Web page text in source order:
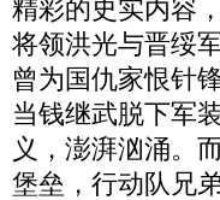
精彩的史实内容
将领洪光与晋绥
曾为国仇家恨针
当钱继武脱下军
义，澎湃汹涌。
堡垒，行动队兄